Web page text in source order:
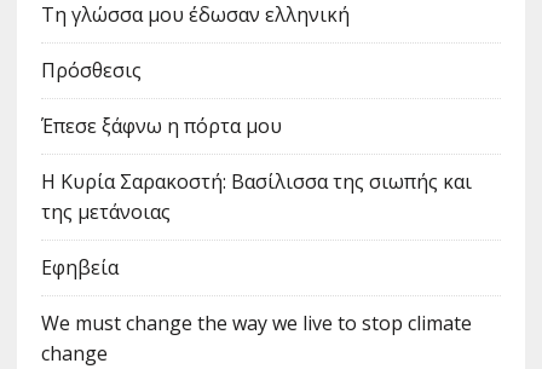
Τη γλώσσα μου έδωσαν ελληνική
Πρόσθεσις
Έπεσε ξάφνω η πόρτα μου
Η Κυρία Σαρακοστή: Βασίλισσα της σιωπής και
της μετάνοιας
Εφηβεία
We must change the way we live to stop climate
change